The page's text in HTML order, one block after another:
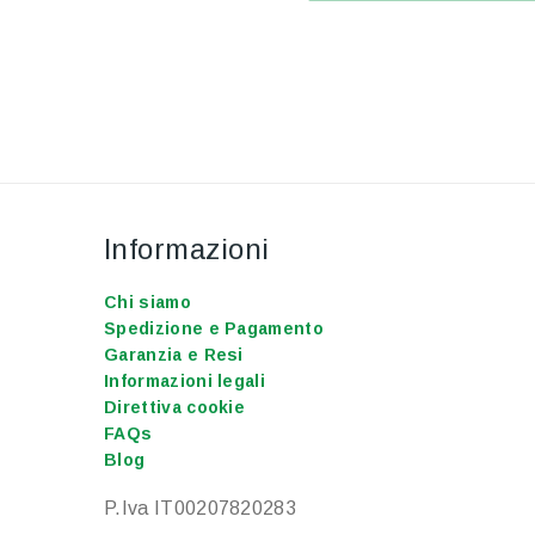
Informazioni
Chi siamo
Spedizione e Pagamento
Garanzia e Resi
Informazioni legali
Direttiva cookie
FAQs
Blog
P.Iva IT00207820283